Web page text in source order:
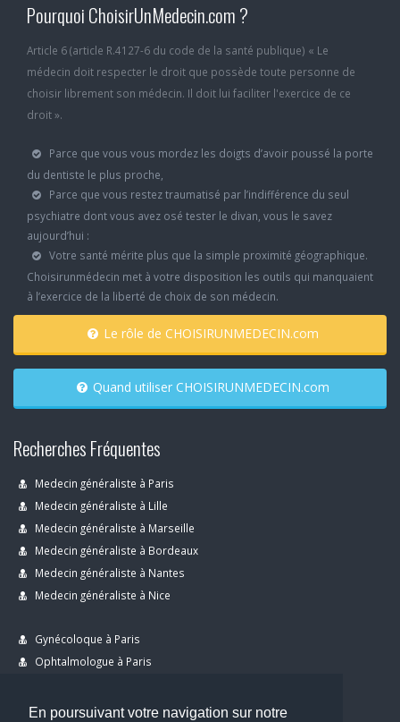
En poursuivant votre navigation sur notre
Pourquoi ChoisirUnMedecin.com ?
Article 6 (article R.4127-6 du code de la santé publique) « Le
médecin doit respecter le droit que possède toute personne de
choisir librement son médecin. Il doit lui faciliter l'exercice de ce
droit ».
Parce que vous vous mordez les doigts d’avoir poussé la porte
du dentiste le plus proche,
Parce que vous restez traumatisé par l’indifférence du seul
psychiatre dont vous avez osé tester le divan, vous le savez
aujourd’hui :
Votre santé mérite plus que la simple proximité géographique.
Choisirunmédecin met à votre disposition les outils qui manquaient
à l’exercice de la liberté de choix de son médecin.
Le rôle de CHOISIRUNMEDECIN.com
Quand utiliser CHOISIRUNMEDECIN.com
Recherches Fréquentes
Medecin généraliste à Paris
Medecin généraliste à Lille
Medecin généraliste à Marseille
Medecin généraliste à Bordeaux
Medecin généraliste à Nantes
Medecin généraliste à Nice
Gynécoloque à Paris
Ophtalmologue à Paris
Dentiste à Paris